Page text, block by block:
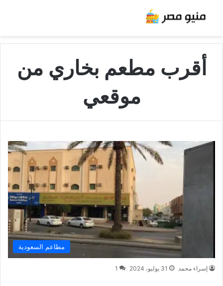
أقرب مطعم بخاري من
موقعي
مطاعم السعودية
إسراء محمد 31 يوليو، 2024 1